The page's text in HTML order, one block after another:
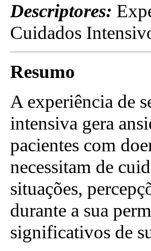
Descriptores:
Cuidados
Resumo
A experiência de
intensiva gera
pacientes com
necessitam de
situações,
durante a sua
significativos de